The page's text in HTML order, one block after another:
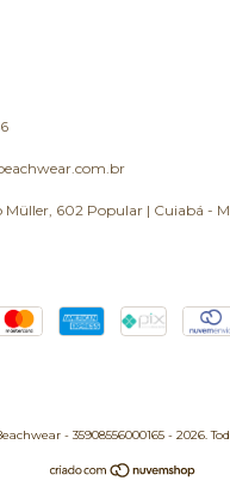
Müller, 602 Popular | Cuiabá -
- 35908556000165 - 2026.